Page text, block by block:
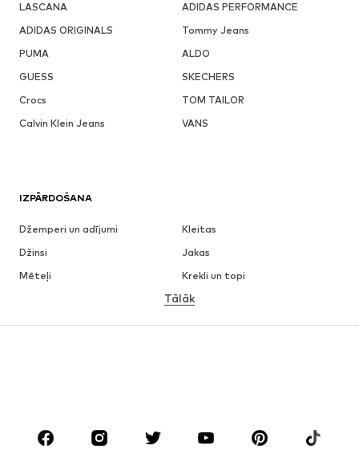
LASCANA
ADIDAS PERFORMANCE
ADIDAS ORIGINALS
Tommy Jeans
PUMA
ALDO
GUESS
SKECHERS
Crocs
TOM TAILOR
Calvin Klein Jeans
VANS
IZPĀRDOŠANA
Džemperi un adījumi
Kleitas
Džinsi
Jakas
Mēteļi
Krekli un topi
Apakšveļa
Svārki
Blūzes un tunikas
Aksesuāri
Premium
Tālāk